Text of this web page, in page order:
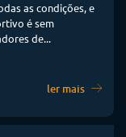
as condições, e
é sem
de...
ler mais